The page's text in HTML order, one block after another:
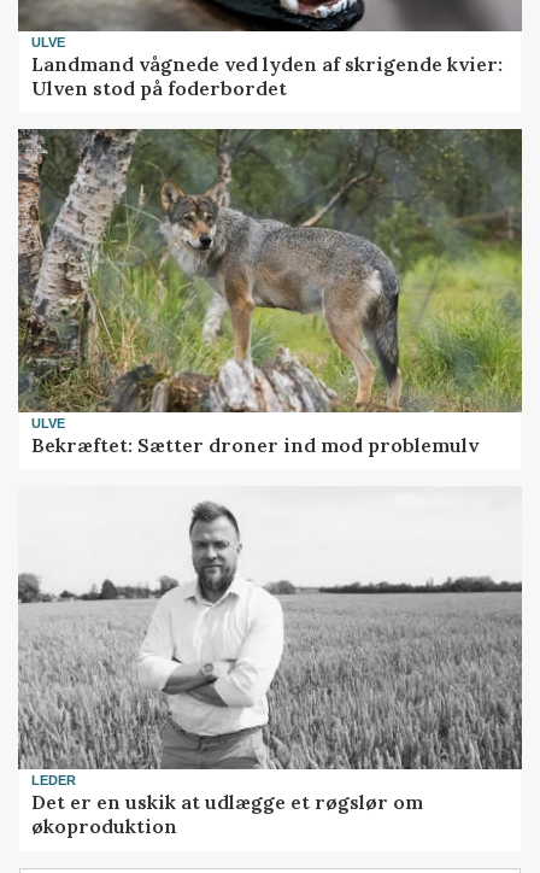
ULVE
Landmand vågnede ved lyden af skrigende kvier:
Ulven stod på foderbordet
ULVE
Bekræftet: Sætter droner ind mod problemulv
LEDER
Det er en uskik at udlægge et røgslør om
økoproduktion